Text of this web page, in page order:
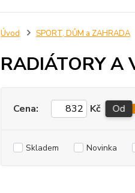
Úvod SPORT, DŮM a ZAHRADA
RADIÁTORY A
Cena: Kč Od
Skladem Novinka